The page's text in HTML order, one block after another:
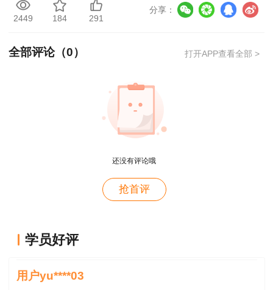
电子均可，要求能明确显示核酸检测的时间和地点，如考点
所在地区有其他要求的以公告为准）。
（二）考生应于
完成“辽事通健康码”的申
防护和自主健康监测。如果旅居史、接触史发生变化或出现
相关症状，须及时通过辽事通健康码“健康信息”或“风险排
查”进行申报更新，有症状的到医疗机构及时就诊排查。若
担相应法律责任。因个人申报错误导致“辽事通健康码”为黄
码或红码的考生，通过12345市民热线提出转码申请，并按
要求提供相应佐证材料，经省级审核并报国务院办公厅健康
（三）考生应根据自己参加考试的时间合理安排核酸检
下“应接尽接”，提前完成全程新冠疫苗接种。
2449 184 291
分享：
全部评论（0） 打开APP查看全部 >
还没有评论哦
抢首评
学员好评
就是冲着林老师而来~~哈哈哈
用户47****66
用户yu****03